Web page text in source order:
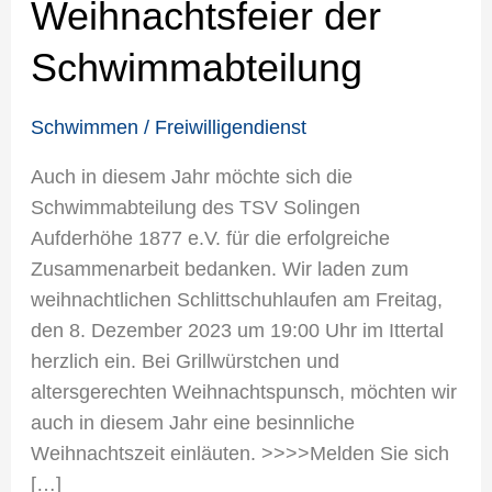
Weihnachtsfeier der
Schwimmabteilung
Schwimmen / Freiwilligendienst
Auch in diesem Jahr möchte sich die
Schwimmabteilung des TSV Solingen
Aufderhöhe 1877 e.V. für die erfolgreiche
Zusammenarbeit bedanken. Wir laden zum
weihnachtlichen Schlittschuhlaufen am Freitag,
den 8. Dezember 2023 um 19:00 Uhr im Ittertal
herzlich ein. Bei Grillwürstchen und
altersgerechten Weihnachtspunsch, möchten wir
auch in diesem Jahr eine besinnliche
Weihnachtszeit einläuten. >>>>Melden Sie sich
[…]
Schwimmabteilung